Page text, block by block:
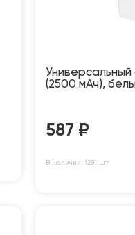
Универсальный
(2500 мАч),
587 ₽
В наличии: 1281 шт